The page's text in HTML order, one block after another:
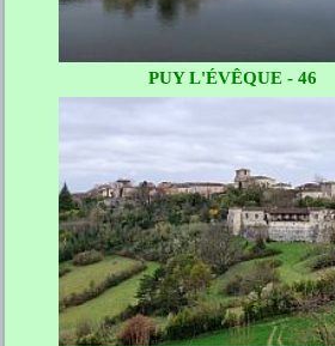
PUY L'ÉVÊQUE - 46